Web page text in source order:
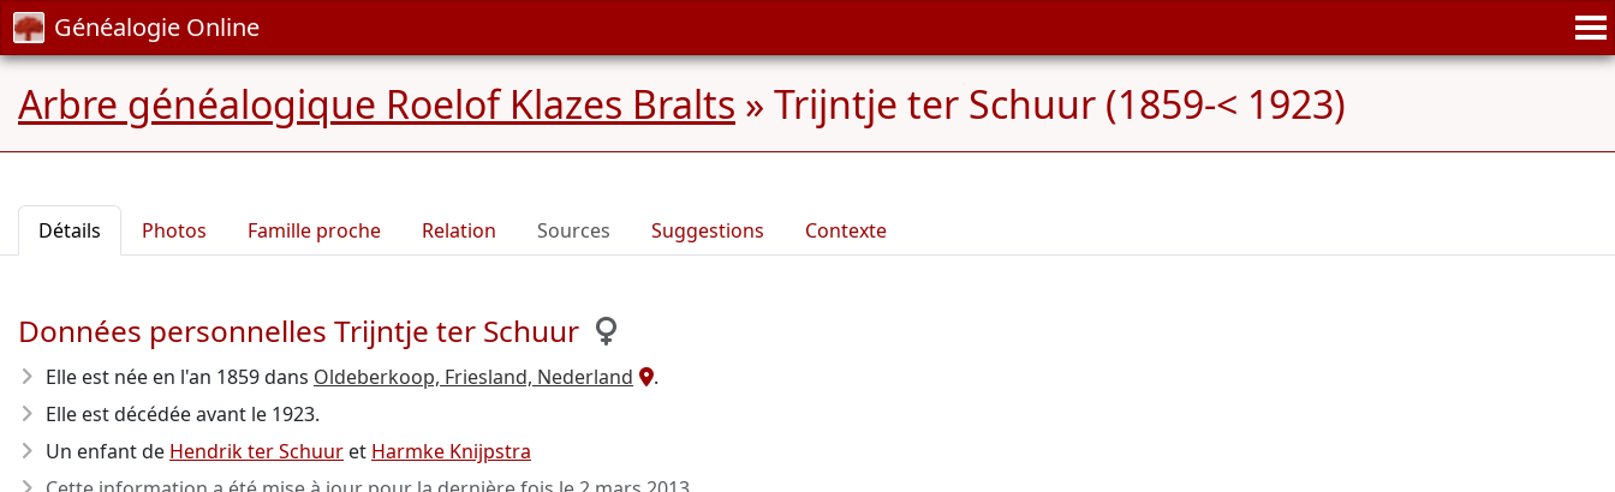
Généalogie Online
Arbre généalogique Roelof Klazes Bralts » Trijntje ter Schuur (1859-< 1923)
Détails Photos Famille proche Relation Sources Suggestions Contexte
Données personnelles Trijntje ter Schuur
Elle est née en l'an 1859dans Oldeberkoop, Friesland, Nederland
.
Elle est décédée avant le 1923.
Un enfant de Hendrik ter Schuur et Harmke Knijpstra